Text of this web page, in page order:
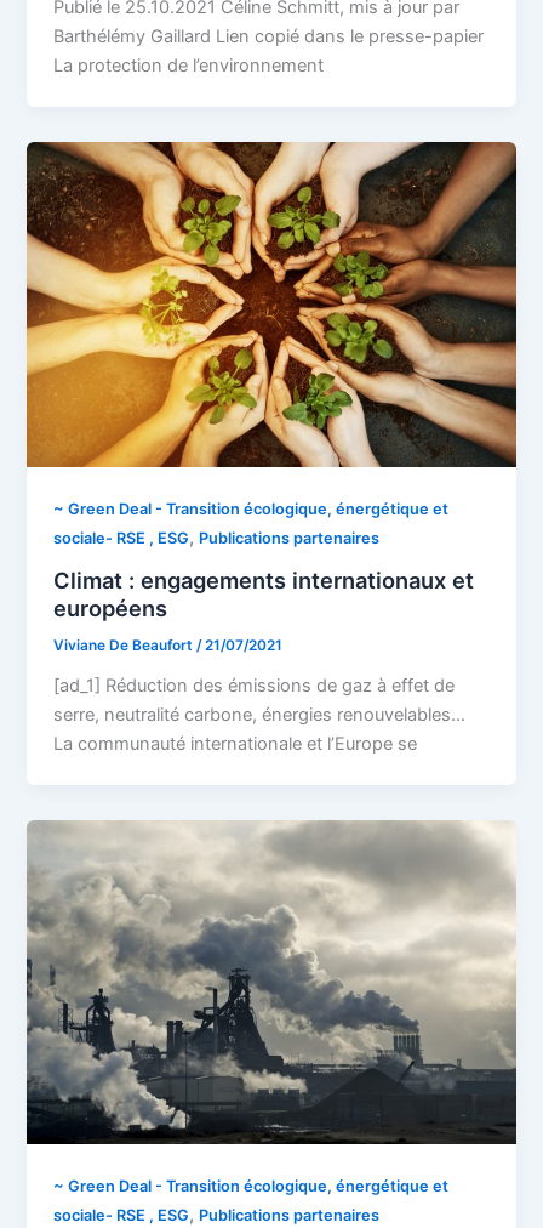
Publié le 25.10.2021 Céline Schmitt, mis à jour par
Barthélémy Gaillard Lien copié dans le presse-papier
La protection de l’environnement
~ Green Deal - Transition écologique, énergétique et
sociale- RSE , ESG, Publications partenaires
Climat : engagements internationaux et
européens
Viviane De Beaufort /21/07/2021
[ad_1] Réduction des émissions de gaz à effet de
serre, neutralité carbone, énergies renouvelables…
La communauté internationale et l’Europe se
~ Green Deal - Transition écologique, énergétique et
sociale- RSE , ESG, Publications partenaires